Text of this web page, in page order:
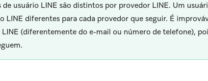
de usuário LINE são distintos por provedor LINE. Um
LINE diferentes para cada provedor que seguir. É
LINE (diferentemente do e-mail ou número de telefone),